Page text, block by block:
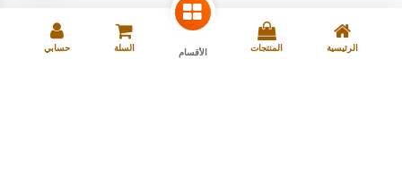
الرئيسية المنتجات الأقسام السلة حسابي